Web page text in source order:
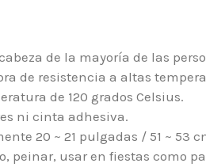
de la mayoría de las
de resistencia a altas
de 120 grados Celsius.
ni cinta adhesiva.
20 ~ 21 pulgadas / 51 ~ 53
peinar, usar en fiestas como